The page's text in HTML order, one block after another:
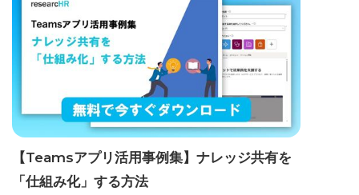
【Teamsアプリ活用事例集】ナレッジ共有を
「仕組み化」する方法